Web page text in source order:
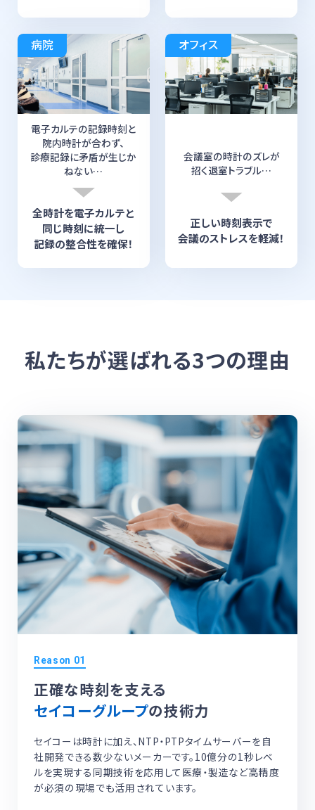
病院
電子カルテの記録時刻と
院内時計が合わず、
診療記録に矛盾が生じか
ねない…
全時計を電子カルテと
同じ時刻に統一し
記録の整合性を確保！
オフィス
会議室の時計のズレが
招く退室トラブル…
正しい時刻表示で
会議のストレスを軽減！
私たちが選ばれる3つの理由
正確な時刻を支える
セイコーグループの技術力
セイコーは時計に加え、NTP・PTPタイムサーバーを自
社開発できる数少ないメーカーです。10億分の1秒レベ
ルを実現する同期技術を応用して医療・製造など高精度
が必須の現場でも活用されています。